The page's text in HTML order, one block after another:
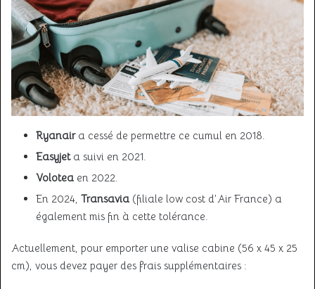
Ryanaira cessé de permettre ce cumul en 2018.
Easyjeta suivi en 2021.
Volotea en 2022.
En 2024, Transavia (filiale low cost d’Air France) a
également mis fin à cette tolérance.
Actuellement, pour emporter une valise cabine (56 x 45 x 25
cm), vous devez payer des frais supplémentaires :